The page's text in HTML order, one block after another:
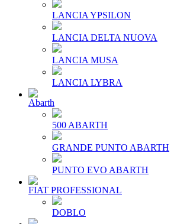
LANCIA YPSILON
LANCIA DELTA NUOVA
LANCIA MUSA
LANCIA LYBRA
Abarth
500 ABARTH
GRANDE PUNTO ABARTH
PUNTO EVO ABARTH
FIAT PROFESSIONAL
DOBLO